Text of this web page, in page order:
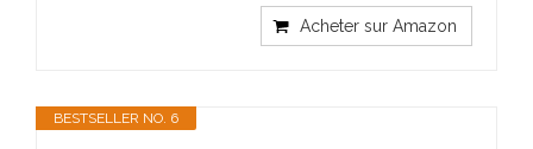
Acheter sur Amazon
BESTSELLER NO. 6